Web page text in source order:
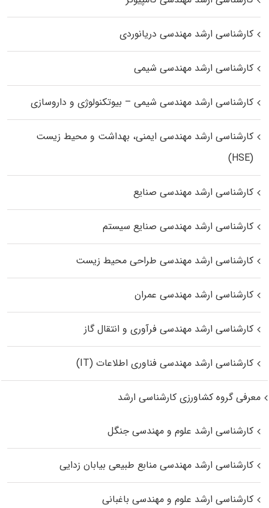
کارشناسی ارشد مهندسی دریانوردی
کارشناسی ارشد مهندسی شیمی
کارشناسی ارشد مهندسی شیمی – بیوتکنولوژی و داروسازی
کارشناسی ارشد مهندسی ایمنی، بهداشت و محیط زیست
(HSE)
کارشناسی ارشد مهندسی صنایع
کارشناسی ارشد مهندسی صنایع سیستم
کارشناسی ارشد مهندسی طراحی محیط زیست
کارشناسی ارشد مهندسی عمران
کارشناسی ارشد مهندسی فرآوری و انتقال گاز
کارشناسی ارشد مهندسی فناوری اطلاعات (IT)
معرفی گروه کشاورزی کارشناسی ارشد
کارشناسی ارشد علوم و مهندسی جنگل
کارشناسی ارشد مهندسی منابع طبیعی بیابان زدایی
کارشناسی ارشد علوم و مهندسی باغبانی